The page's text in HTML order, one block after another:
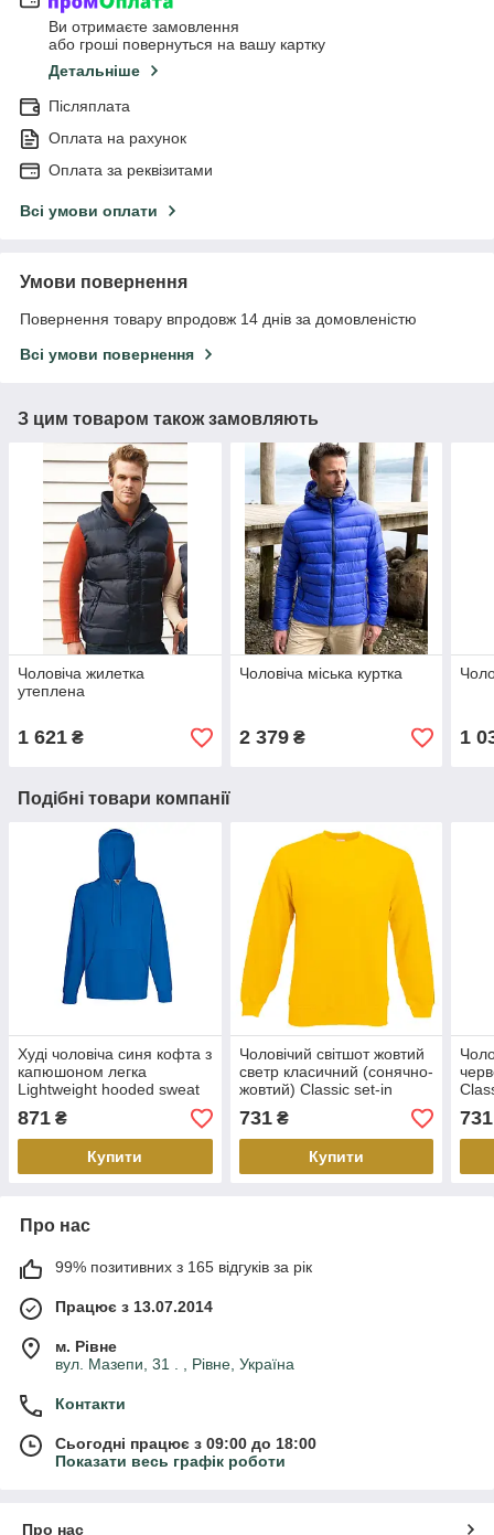
Ви отримаєте замовлення
або гроші повернуться на вашу картку
Детальніше
Післяплата
Оплата на рахунок
Оплата за реквізитами
Всі умови оплати
Умови повернення
Повернення товару впродовж 14 днів за домовленістю
Всі умови повернення
З цим товаром також замовляють
Чоловіча жилетка
утеплена
1 621 ₴
Чоловіча міська куртка
2 379₴ 1
Подібні товари компанії
Худі чоловіча синя кофта з
капюшоном легка
Lightweight hooded sweat
871 ₴
Купити
Чоловічий світшот жовтий
светр класичний (сонячно-
жовтий) Classic set-in
Loom,2XL
731₴
Купити
731
Про нас
99% позитивних з 165 відгуків за рік
Працює з 13.07.2014
м. Рівне
вул. Мазепи, 31 . , Рівне, Україна
Контакти
Сьогодні працює з 09:00 до 18:00
Показати весь графік роботи
Про нас